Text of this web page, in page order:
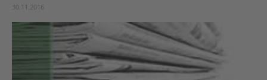
30.11.2016